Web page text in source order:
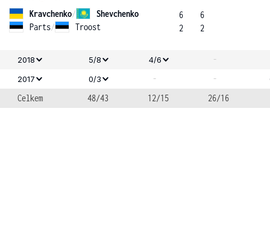
Kravchenko/
Shevchenko
Parts/ Troost
6
2
6
2
2018 5/8 4/6 -
2017 0/3 - -
Celkem 48/43 12/15 26/16